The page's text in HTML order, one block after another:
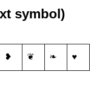
symbol)
❥ ❦ ❧ ♥